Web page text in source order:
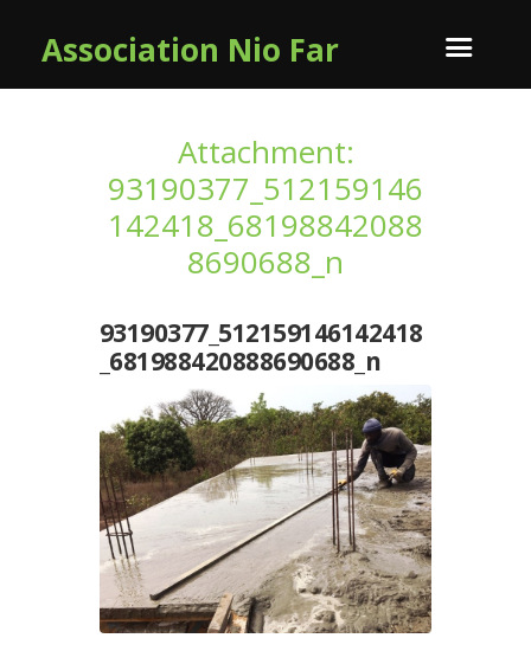
Association Nio Far
Attachment:
93190377_512159146
142418_68198842088
8690688_n
93190377_512159146142418
_681988420888690688_n